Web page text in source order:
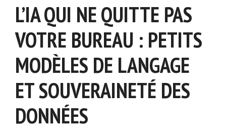
L’IA QUI NE QUITTE PAS
VOTRE BUREAU : PETITS
MODÈLES DE LANGAGE
ET SOUVERAINETÉ DES
DONNÉES